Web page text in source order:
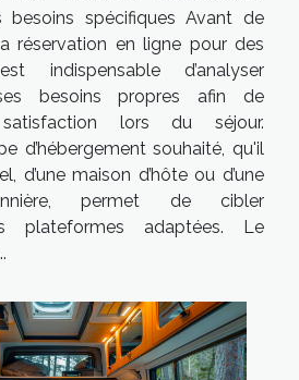
besoins spécifiques Avant de
réservation en ligne pour des
indispensable d’analyser
besoins propres afin de
lors du séjour.
d’hébergement souhaité, qu'il
d’une maison d’hôte ou d’une
permet de cibler
plateformes adaptées. Le